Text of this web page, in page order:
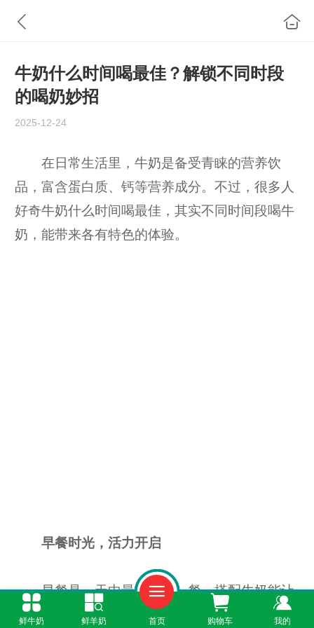
牛奶什么时间喝最佳？解锁不同时段
的喝奶妙招
2025-12-24
在日常生活里，牛奶是备受青睐的营养饮
品，富含蛋白质、钙等营养成分。不过，很多人
好奇牛奶什么时间喝最佳，其实不同时间段喝牛
奶，能带来各有特色的体验。
早餐时光，活力开启
早餐是一天中最重要的一餐，搭配牛奶能让
营养更均衡。经过一夜的睡眠，身体急需补充能
鲜牛奶 鲜羊奶 首页 购物车 我的